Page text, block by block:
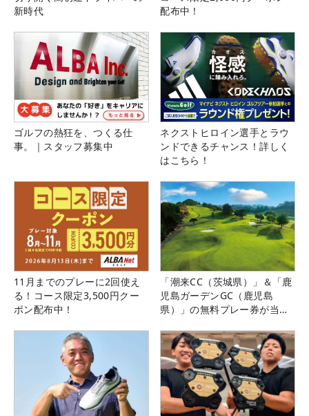
新時代
配布中！
ゴルフの熱狂を、つくる仕
事。｜スタッフ募集中
ネクストヒロイン選手とラウ
ンドできるチャンス！詳しく
はこちら！
11月までのプレーに2回使え
る！コース限定3,500円クー
ポン配布中！
「潮来CC（茨城県）」＆「鹿
児島ガーデンGC（鹿児島
県）」の無料プレー券が当た